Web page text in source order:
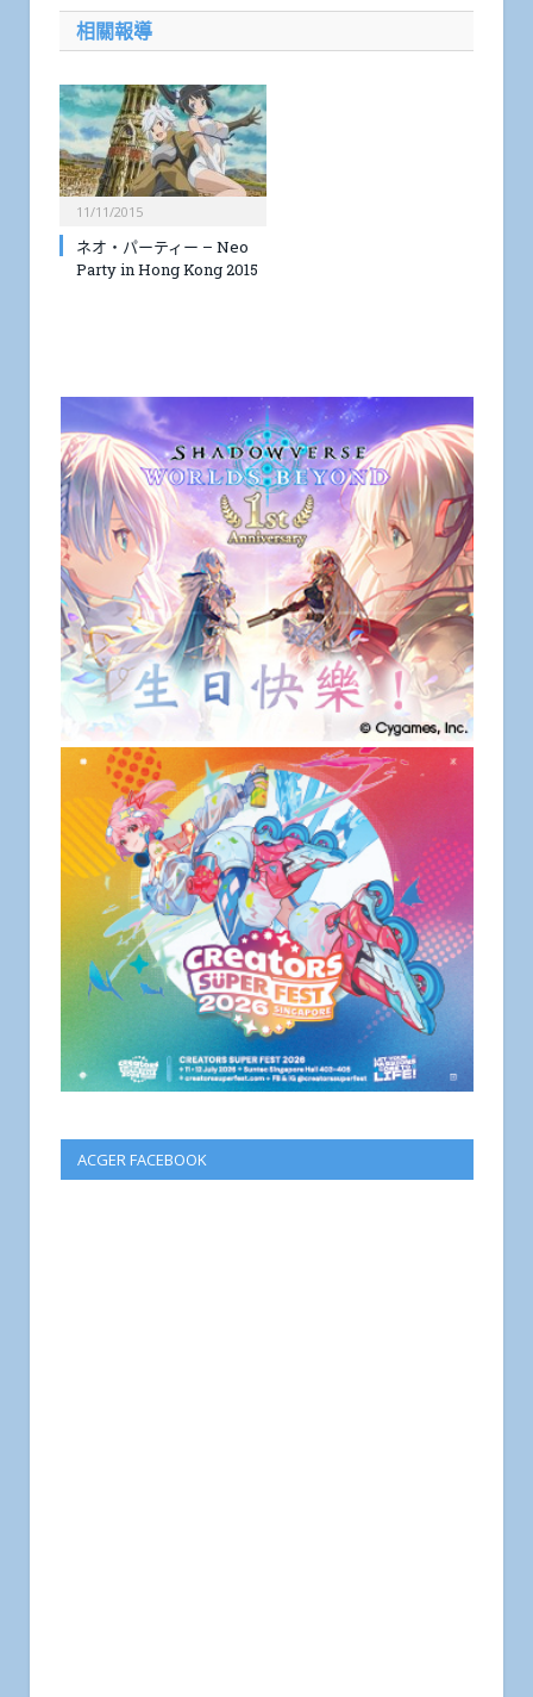
相關報導
11/11/2015
ネオ・パーティー – Neo
Party in Hong Kong 2015
ACGER FACEBOOK